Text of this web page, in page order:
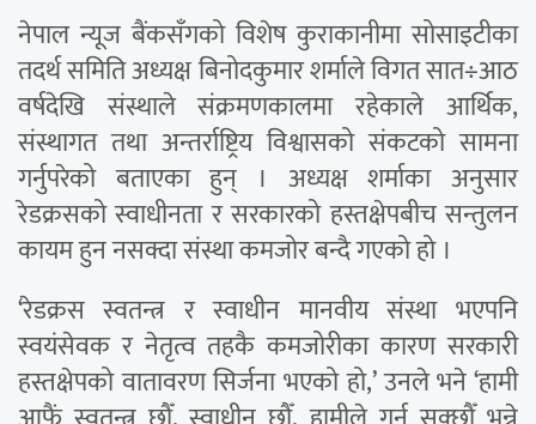
नेपाल न्यूज बैंकसँगको विशेष कुराकानीमा सोसाइटीका
तदर्थ समिति अध्यक्ष बिनोदकुमार शर्माले विगत सात÷आठ
वर्षदेखि संस्थाले संक्रमणकालमा रहेकाले आर्थिक,
संस्थागत तथा अन्तर्राष्ट्रिय विश्वासको संकटको सामना
गर्नुपरेको बताएका हुन् । अध्यक्ष शर्माका अनुसार
रेडक्रसको स्वाधीनता र सरकारको हस्तक्षेपबीच सन्तुलन
कायम हुन नसक्दा संस्था कमजोर बन्दै गएको हो ।
‘रेडक्रस स्वतन्त्र र स्वाधीन मानवीय संस्था भएपनि
स्वयंसेवक र नेतृत्व तहकै कमजोरीका कारण सरकारी
हस्तक्षेपको वातावरण सिर्जना भएको हो,’ उनले भने ‘हामी